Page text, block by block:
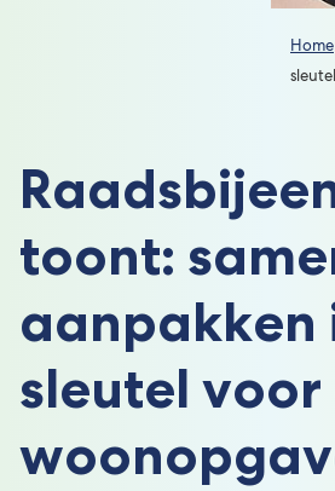
Home
toont:
aanpakken
sleutel voor